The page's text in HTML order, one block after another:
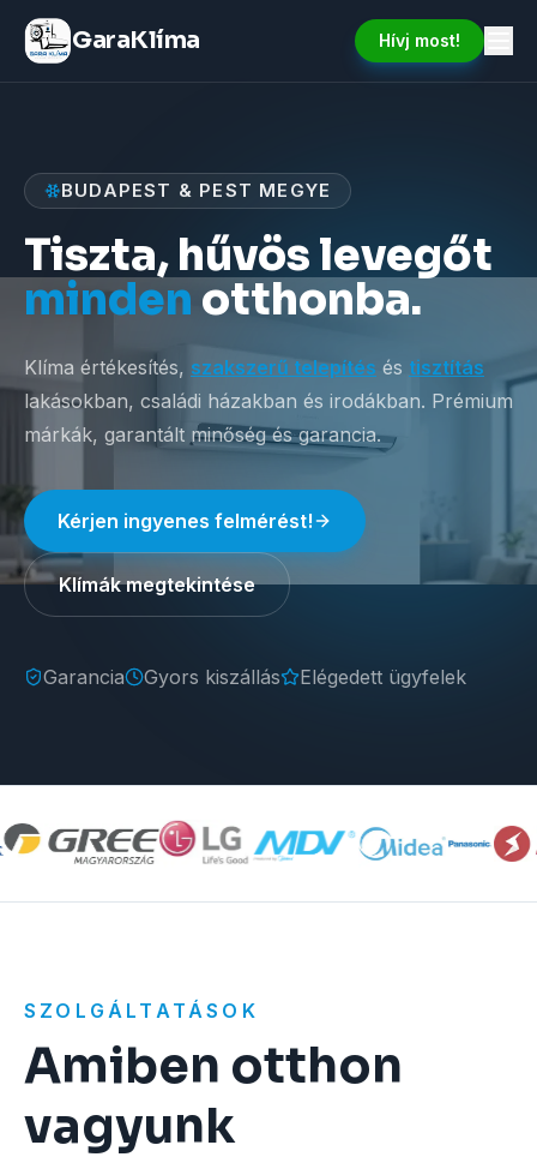
GaraKlíma Hívj most!
BUDAPEST & PEST MEGYE
Tiszta, hűvös levegőt
minden otthonba.
Klíma értékesítés, szakszerű telepítés és tisztítás
lakásokban, családi házakban és irodákban. Prémium
márkák, garantált minőség és garancia.
Kérjen ingyenes felmérést!
Klímák megtekintése
Garancia Gyors kiszállás Elégedett ügyfelek
SZOLGÁLTATÁSOK
Amiben otthon
vagyunk